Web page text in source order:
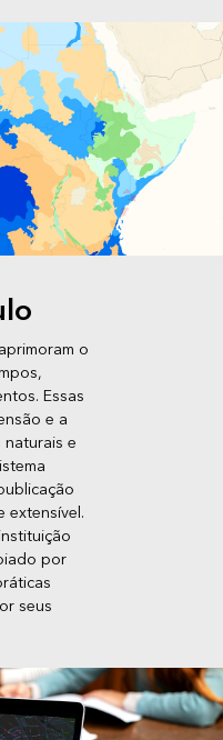
o
Essas
e a
e
extensível.
por
seus